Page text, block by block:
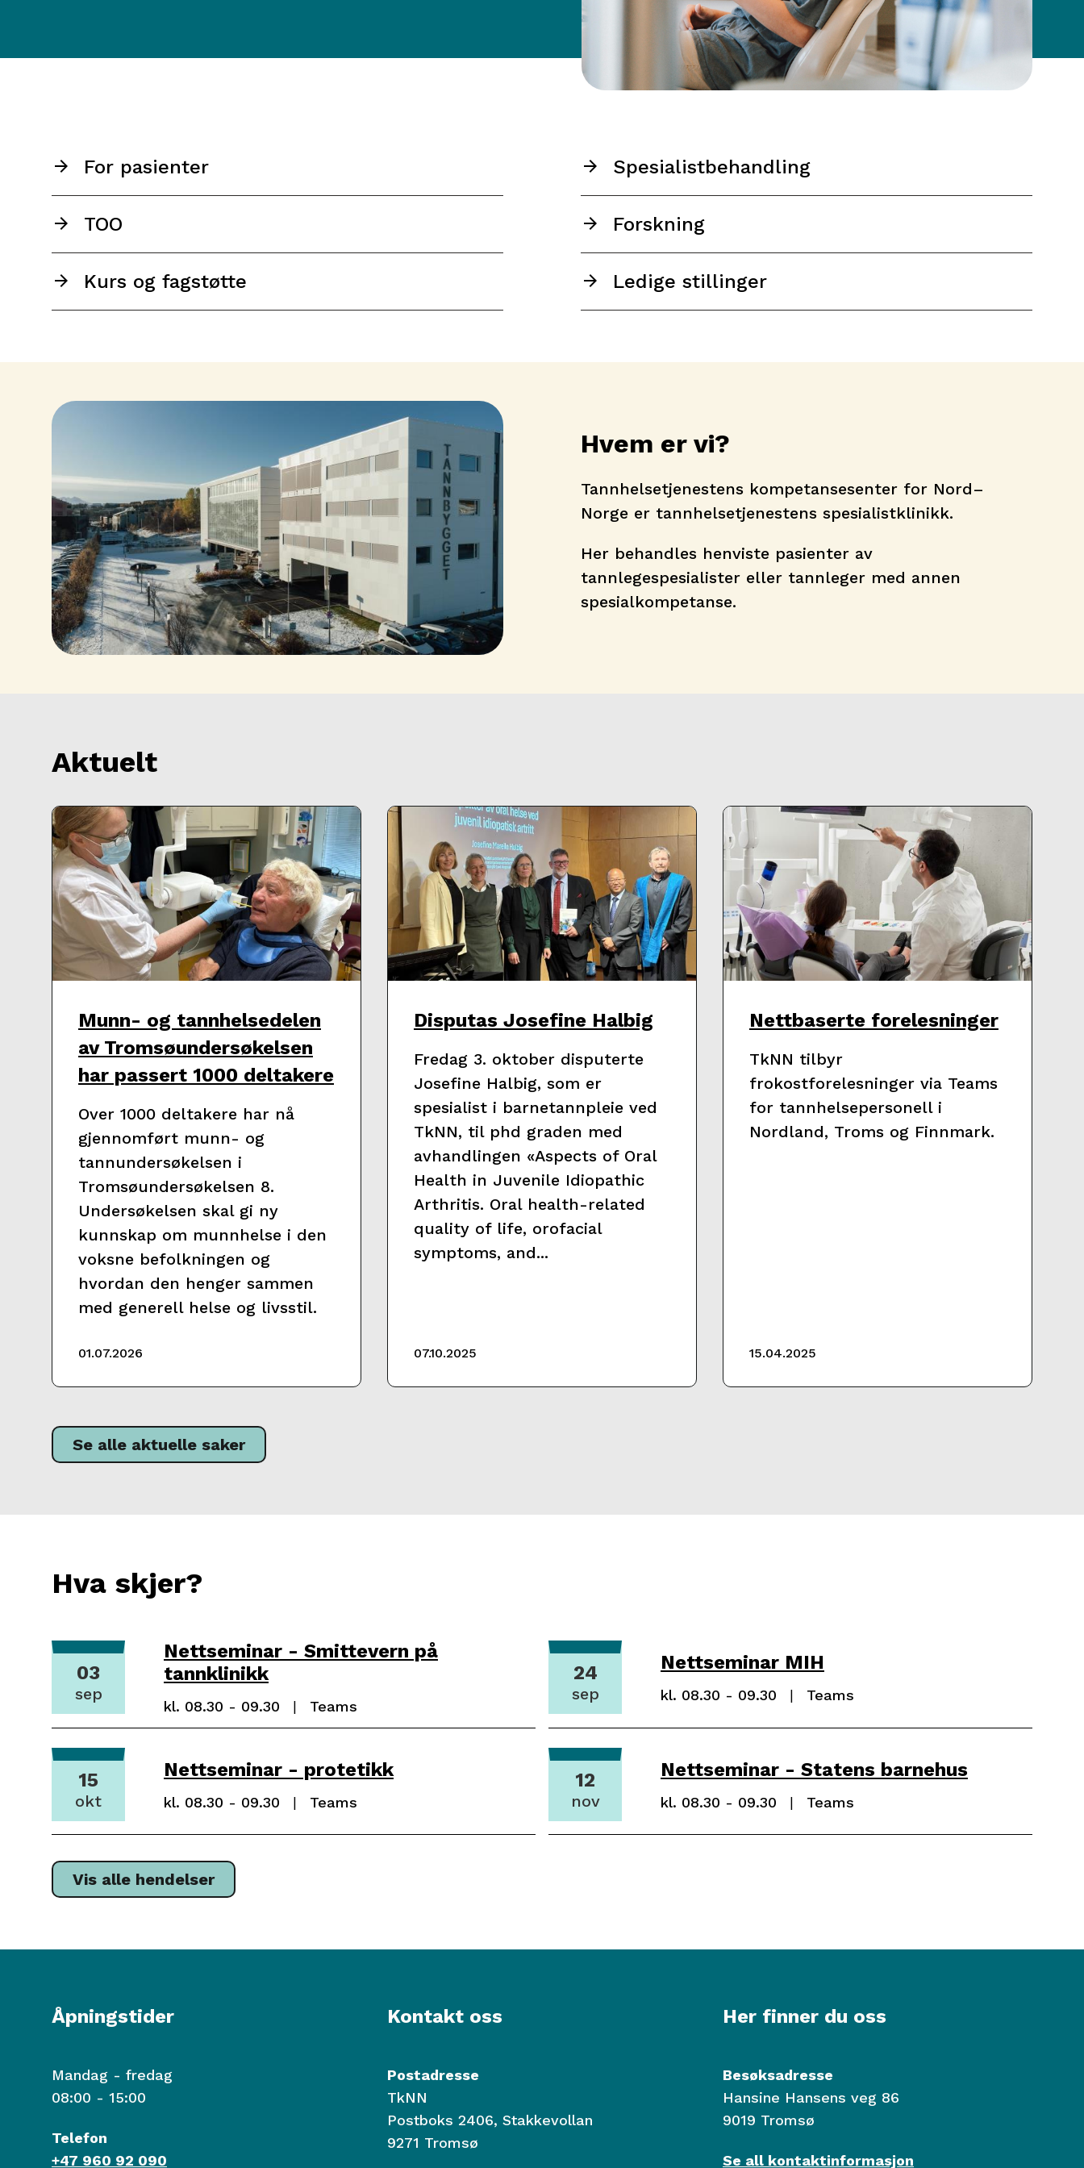
For pasienter Spesialistbehandling
TOO Forskning
Kurs og fagstøtte Ledige stillinger
Hvem er vi?
Tannhelsetjenestens kompetansesenter for Nord–
Norge er tannhelsetjenestens spesialistklinikk.
Her behandles henviste pasienter av
tannlegespesialister eller tannleger med annen
spesialkompetanse.
Aktuelt
01.07.2026
Munn- og tannhelsedelen
av Tromsøundersøkelsen
har passert 1000 deltakere
Over 1000 deltakere har nå
gjennomført munn- og
tannundersøkelsen i
Tromsøundersøkelsen 8.
Undersøkelsen skal gi ny
kunnskap om munnhelse i den
voksne befolkningen og
hvordan den henger sammen
med generell helse og livsstil.
07.10.2025
Disputas Josefine Halbig
Fredag 3. oktober disputerte
Josefine Halbig, som er
spesialist i barnetannpleie ved
TkNN, til phd graden med
avhandlingen «Aspects of Oral
Health in Juvenile Idiopathic
Arthritis. Oral health-related
quality of life, orofacial
symptoms, and...
15.04.2025
Nettbaserte forelesninger
TkNN tilbyr
frokostforelesninger via Teams
for tannhelsepersonell i
Nordland, Troms og Finnmark.
Se alle aktuelle saker
Hva skjer?
03
sep
Nettseminar - Smittevern på
tannklinikk
Dato:
0
9
2
6
Tidspunkt:
kl. 08.30 - 09.30 Sted:
Teams
24
sep
Nettseminar MIH
Dato:
2
.
9
.
2
0
2
Tidspunkt:
kl. 08.30 - 09.30 Sted:
Teams
15
okt
Nettseminar - protetikk
Dato:
1
.1
2
0
Tidspunkt:
kl. 08.30 - 09.30 Sted:
Teams
12
nov
Nettseminar - Statens barnehus
Dato:
1
.1
Tidspunkt:
kl. 08.30 - 09.30 Sted:
Teams
Vis alle hendelser
Åpningstider
Mandag - fredag
08:00 - 15:00
Telefon
+47 960 92 090
Kontakt oss
Postadresse
TkNN
Postboks 2406, Stakkevollan
9271 Tromsø
Her finner du oss
Besøksadresse
Hansine Hansens veg 86
9019 Tromsø
Se all kontaktinformasjon